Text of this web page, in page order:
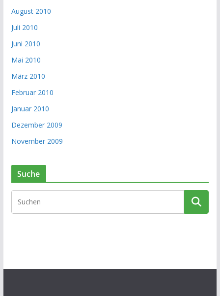
August 2010
Juli 2010
Juni 2010
Mai 2010
März 2010
Februar 2010
Januar 2010
Dezember 2009
November 2009
Suche